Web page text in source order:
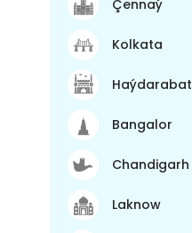
Çennaý
Kolkata
Haýdarabat
Bangalor
Chandigarh
Laknow